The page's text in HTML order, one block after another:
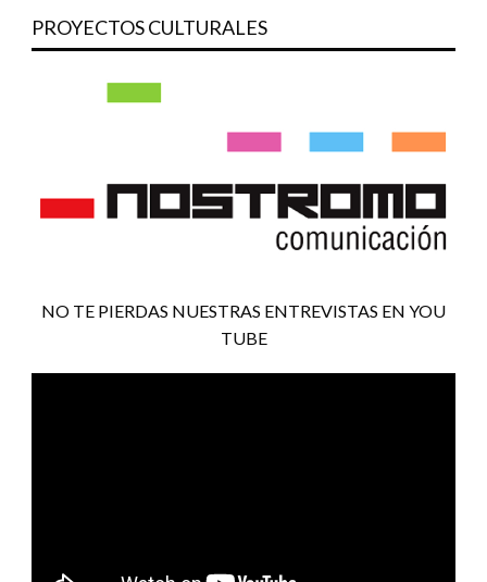
PROYECTOS CULTURALES
NO TE PIERDAS NUESTRAS ENTREVISTAS EN YOU
TUBE